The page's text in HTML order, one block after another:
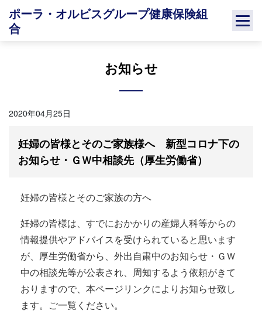
Skip
content
ポーラ・オルビスグループ健康保険組
合
お知らせ
2020年04月25日
妊婦の皆様とそのご家族様へ 新型コロナ下の
お知らせ・ＧＷ中相談先（厚生労働省）
妊婦の皆様とそのご家族の方へ
妊婦の皆様は、すでにおかかりの産婦人科等からの
情報提供やアドバイスを受けられていると思います
が、厚生労働省から、外出自粛中のお知らせ・ＧＷ
中の相談先等が公表され、周知するよう依頼がきて
おりますので、本ページリンクによりお知らせ致し
ます。ご一覧ください。